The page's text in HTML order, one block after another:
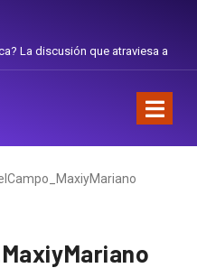
La discusión que atraviesa a